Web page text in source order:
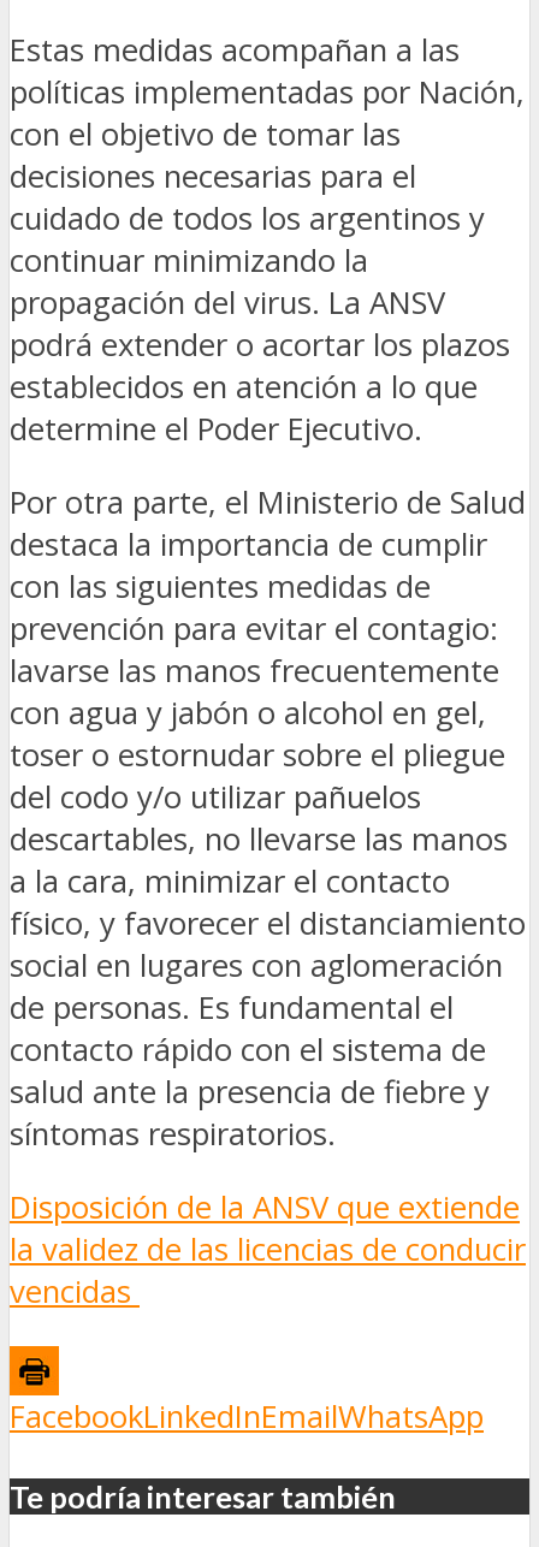
Estas medidas acompañan a las
políticas implementadas por Nación,
con el objetivo de tomar las
decisiones necesarias para el
cuidado de todos los argentinos y
continuar minimizando la
propagación del virus. La ANSV
podrá extender o acortar los plazos
establecidos en atención a lo que
determine el Poder Ejecutivo.
Por otra parte, el Ministerio de Salud
destaca la importancia de cumplir
con las siguientes medidas de
prevención para evitar el contagio:
lavarse las manos frecuentemente
con agua y jabón o alcohol en gel,
toser o estornudar sobre el pliegue
del codo y/o utilizar pañuelos
descartables, no llevarse las manos
a la cara, minimizar el contacto
físico, y favorecer el distanciamiento
social en lugares con aglomeración
de personas. Es fundamental el
contacto rápido con el sistema de
salud ante la presencia de fiebre y
síntomas respiratorios.
Disposición de la ANSV que extiende
la validez de las licencias de conducir
vencidas
FacebookLinkedInEmailWhatsApp
Te podría interesar también